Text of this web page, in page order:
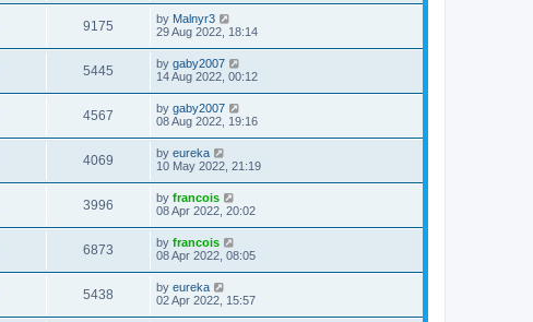
9175 by Malnyr3
29 Aug 2022, 18:14
5445 by gaby2007
14 Aug 2022, 00:12
4567 by gaby2007
08 Aug 2022, 19:16
4069 by eureka
10 May 2022, 21:19
3996 by francois
08 Apr 2022, 20:02
6873 by francois
08 Apr 2022, 08:05
5438 by eureka
02 Apr 2022, 15:57